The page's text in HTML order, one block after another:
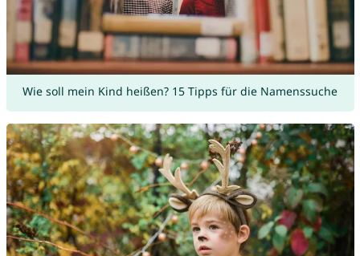
Wie soll mein Kind heißen? 15 Tipps für die Namenssuche